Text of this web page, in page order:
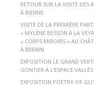
RETOUR SUR LA VISITE DES
À BIENNE
VISITE DE LA PREMIÈRE
« MYLÈNE BESSON À LA
« CORPS MIROIRS » AU
À BERNIN
EXPOSITION LE GRAND
GONTIER À L’ESPACE VALLÈS
EXPOSITION POETRY OF